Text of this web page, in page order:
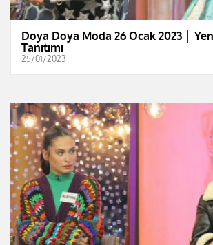
Doya Doya Moda 26 Ocak 2023 │
Tanıtımı
25/01/2023